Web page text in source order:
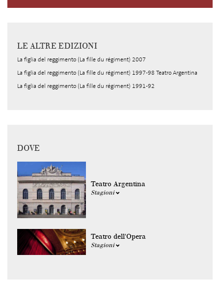
LE ALTRE EDIZIONI
La figlia del reggimento (La fille du régiment) 2007
La figlia del reggimento (La fille du régiment) 1997-98 Teatro Argentina
La figlia del reggimento (La fille du régiment) 1991-92
DOVE
Teatro Argentina
Stagioni
Teatro dell'Opera
Stagioni